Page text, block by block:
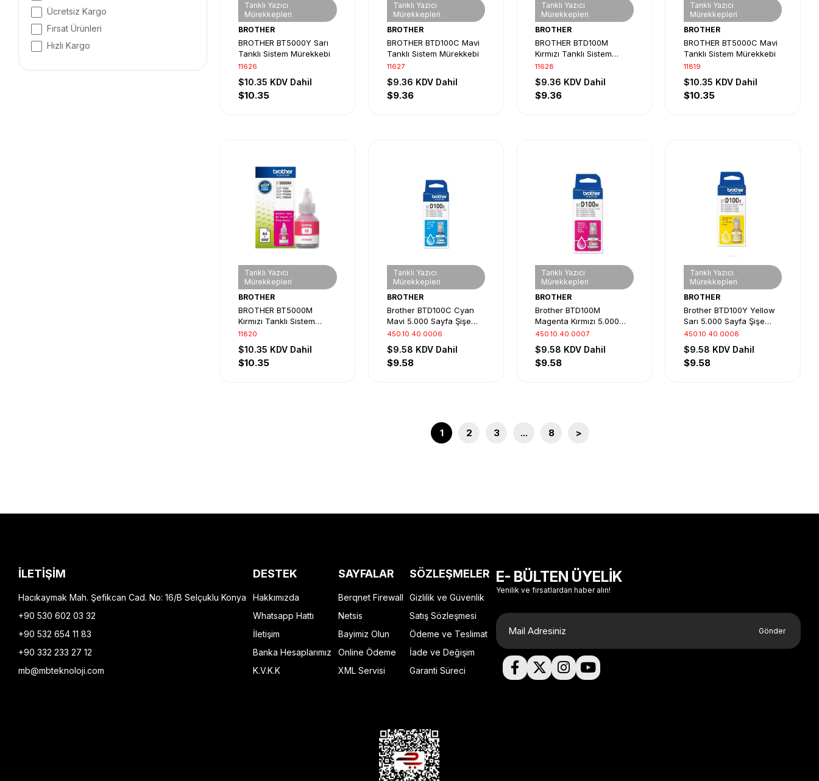
Ücretsiz Kargo
Fırsat Ürünleri
Hızlı Kargo
Tanklı Yazıcı
Mürekkepleri
BROTHER
BROTHER BT5000Y Sarı
Tanklı Sistem Mürekkebi
11626
$10.35 KDV Dahil
$10.35
Tanklı Yazıcı
Mürekkepleri
BROTHER
BROTHER BTD100C Mavi
Tanklı Sistem Mürekkebi
11627
$9.36 KDV Dahil
$9.36
Tanklı Yazıcı
Mürekkepleri
BROTHER
BROTHER BTD100M
Kırmızı Tanklı Sistem
Mürekkebi
11628
$9.36 KDV Dahil
$9.36
Tanklı Yazıcı
Mürekkepleri
BROTHER
BROTHER BT5000C Mavi
Tanklı Sistem Mürekkebi
11819
$10.35 KDV Dahil
$10.35
Tanklı Yazıcı
Mürekkepleri
BROTHER
BROTHER BT5000M
Kırmızı Tanklı Sistem
Mürekkebi
11820
$10.35 KDV Dahil
$10.35
Tanklı Yazıcı
Mürekkepleri
BROTHER
Brother BTD100C Cyan
Mavi 5.000 Sayfa Şişe
Mürekkep DCP-T230-
MFC-T930-T935
450.10.40.0006
$9.58 KDV Dahil
$9.58
Tanklı Yazıcı
Mürekkepleri
BROTHER
Brother BTD100M
Magenta Kırmızı 5.000
Sayfa Şişe Mürekkep
T830 MFC-T930-T935
450.10.40.0007
$9.58 KDV Dahil
$9.58
Tanklı Yazıcı
Mürekkepleri
BROTHER
Brother BTD100Y Yellow
Sarı 5.000 Sayfa Şişe
Mürekkep DCP-T430-
T930-T935
450.10.40.0008
$9.58 KDV Dahil
$9.58
1 2 3 ... 8 >
İLETİŞİM
Hacıkaymak Mah. Şefikcan Cad. No: 16/B Selçuklu Konya
+90 530 602 03 32
+90 532 654 11 83
+90 332 233 27 12
mb@mbteknoloji.com
DESTEK
Hakkımızda
Whatsapp Hattı
İletişim
Banka Hesaplarımız
K.V.K.K
SAYFALAR
Berqnet Firewall
Netsis
Bayimiz Olun
Online Ödeme
XML Servisi
SÖZLEŞMELER
Gizlilik ve Güvenlik
Satış Sözleşmesi
Ödeme ve Teslimat
İade ve Değişim
Garanti Süreci
E- BÜLTEN ÜYELİK
Yenilik ve fırsatlardan haber alın!
Gönder